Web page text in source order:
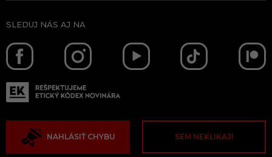
SLEDUJ NÁS AJ NA
NAHLÁSIŤ CHYBU SEM NEKLIKAJ!